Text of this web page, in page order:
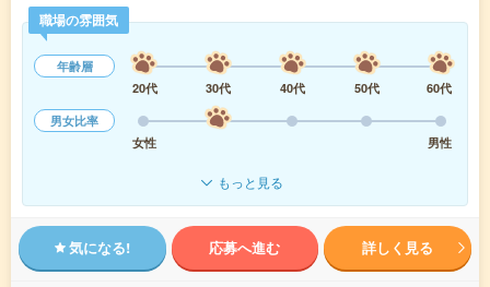
職場の雰囲気
年齢層
20代
30代 40代 50代
60代
男女比率
女性
男性
もっと見る
気になる! 応募へ進む 詳しく見る